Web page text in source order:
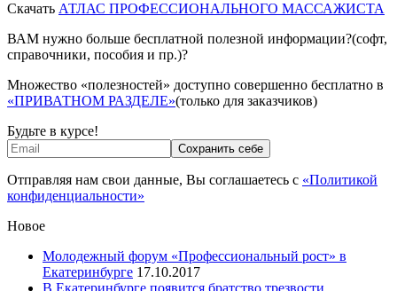
Скачать АТЛАС ПРОФЕССИОНАЛЬНОГО МАССАЖИСТА
ВАМ нужно больше бесплатной полезной информации?(софт,
справочники, пособия и пр.)?
Множество «полезностей» доступно совершенно бесплатно в
«ПРИВАТНОМ РАЗДЕЛЕ»(только для заказчиков)
Будьте в курсе!
Отправляя нам свои данные, Вы соглашаетесь с «Политикой
конфиденциальности»
Новое
Молодежный форум «Профессиональный рост» в
Екатеринбурге 17.10.2017